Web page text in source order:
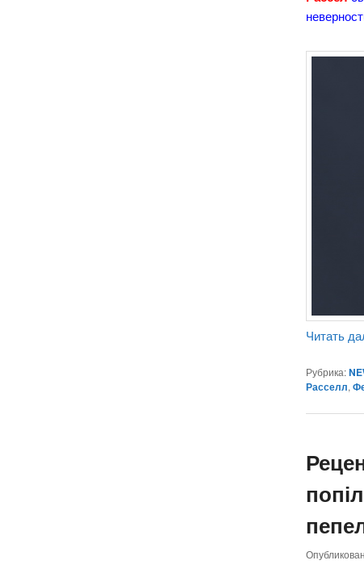
Читать
Рубрика:
Расселл,